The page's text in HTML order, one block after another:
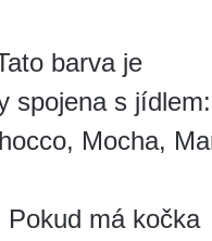
barva je
spojena s jídlem:
Mocha,
Pokud má kočka